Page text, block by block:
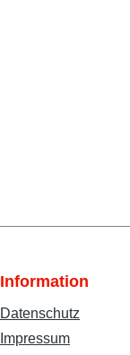
Information
Datenschutz
Impressum